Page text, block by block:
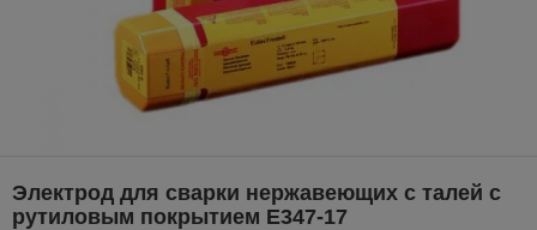
Электрод для сварки нержавеющих с талей с
рутиловым покрытием E347-17